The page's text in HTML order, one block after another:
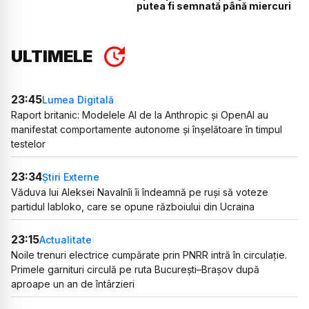
putea fi semnată până miercuri
ULTIMELE
23:45Lumea Digitală
Raport britanic: Modelele AI de la Anthropic și OpenAI au
manifestat comportamente autonome și înșelătoare în timpul
testelor
23:34Știri Externe
Văduva lui Aleksei Navalnîi îi îndeamnă pe ruși să voteze
partidul Iabloko, care se opune războiului din Ucraina
23:15Actualitate
Noile trenuri electrice cumpărate prin PNRR intră în circulație.
Primele garnituri circulă pe ruta București–Brașov după
aproape un an de întârzieri